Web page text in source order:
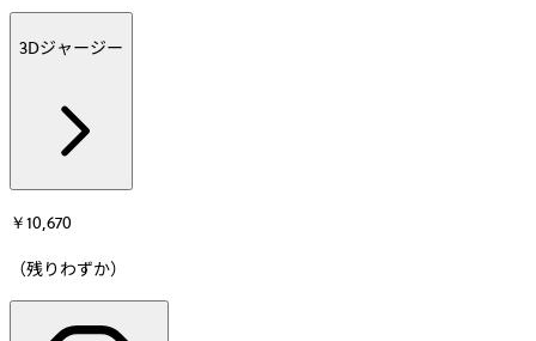
3Dジャージー
￥10,670
（残りわずか）